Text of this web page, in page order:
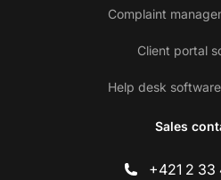
Complaint
Client portal
Help desk
Sales
+421 2 33